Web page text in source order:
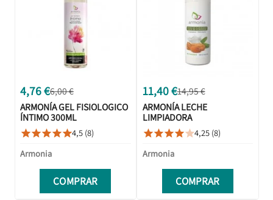
4,76 €6,00 €
ARMONÍA GEL FISIOLOGICO
ÍNTIMO 300ML
4,5 (8)
Armonia
COMPRAR
11,40 €14,95 €
ARMONÍA LECHE
LIMPIADORA
DESMAQUILLANTE
ALMENDRAS DULCES ALOE
VERA 250ML
4,25 (8)
Armonia
COMPRAR